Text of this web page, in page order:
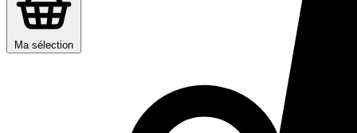
Ma sélection